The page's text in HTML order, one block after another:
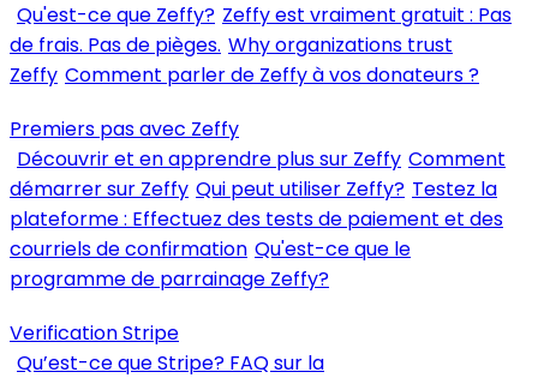
Qu'est-ce que Zeffy? Zeffy est vraiment gratuit : Pas
de frais. Pas de pièges. Why organizations trust
Zeffy Comment parler de Zeffy à vos donateurs ?
Premiers pas avec Zeffy
Découvrir et en apprendre plus sur Zeffy Comment
démarrer sur Zeffy Qui peut utiliser Zeffy? Testez la
plateforme : Effectuez des tests de paiement et des
courriels de confirmation Qu'est-ce que le
programme de parrainage Zeffy?
Verification Stripe
Qu’est-ce que Stripe? FAQ sur la